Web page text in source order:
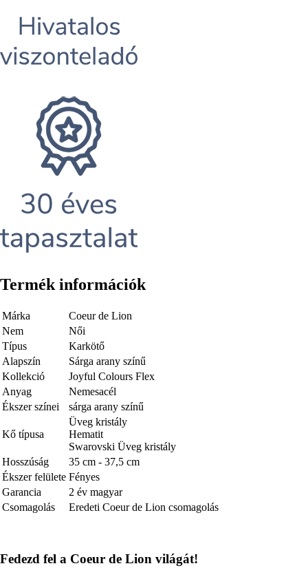
Termék információk
Márka
Coeur de Lion
Nem
Női
Típus
Karkötő
Alapszín
Sárga arany színű
Kollekció
Joyful Colours Flex
Anyag
Nemesacél
Ékszer színei
sárga arany színű
Kő típusa
Üveg kristály
Hematit
Swarovski Üveg kristály
Hosszúság
35 cm - 37,5 cm
Ékszer felülete Fényes
Garancia
2 év magyar
Csomagolás
Eredeti Coeur de Lion csomagolás
Fedezd fel a Coeur de Lion világát!